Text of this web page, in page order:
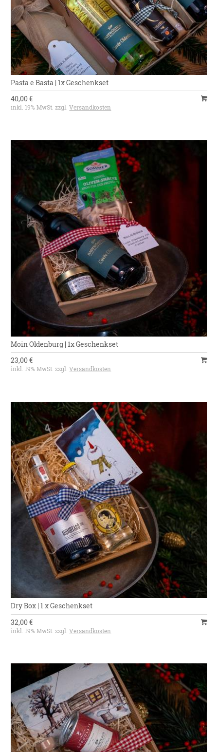
Pasta e Basta | 1x Geschenkset
40,00 €
inkl. 19% MwSt. zzgl.Versandkosten
Moin Oldenburg | 1x Geschenkset
23,00 €
inkl. 19% MwSt. zzgl.Versandkosten
Dry Box | 1 x Geschenkset
32,00 €
inkl. 19% MwSt. zzgl.Versandkosten